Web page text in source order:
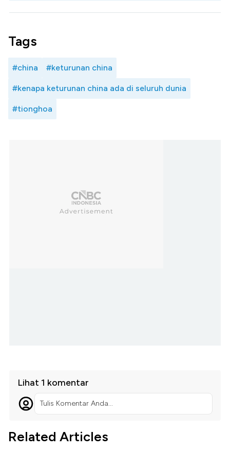
Tags
#china #keturunan china
#kenapa keturunan china ada di seluruh dunia
#tionghoa
Lihat 1 komentar
Tulis Komentar Anda...
Related Articles